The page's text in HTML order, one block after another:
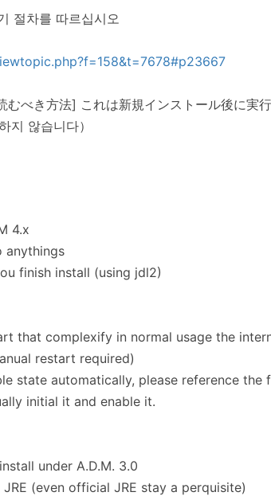
절차를 따르십시오
むべき方法] これは新規インストール後に実
지 않습니다）
4.x
anythings
finish install (using jdl2)
that complexify in normal usage the
restart required)
state automatically, please reference the
initial it and enable it.
under A.D.M. 3.0
(even official JRE stay a perquisite)